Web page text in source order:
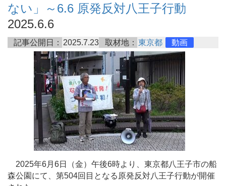
ない」～6.6 原発反対八王子行動
2025.6.6
記事公開日： 2025.7.23 取材地： 東京都 動画
2025年6月6日（金）午後6時より、東京都八王子市の船
森公園にて、第504回目となる原発反対八王子行動が開催